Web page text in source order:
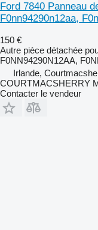
Ford 7840 Panneau
F0nn94290n12aa,
150 €
Autre pièce détachée
F0NN94290N12AA,
Irlande,
COURTMACSHERRY
Contacter le vendeur